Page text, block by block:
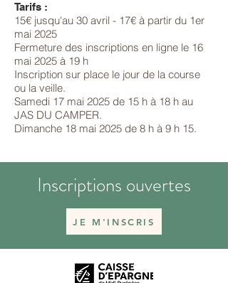
Tarifs :
15€ jusqu'au 30 avril - 17€ à partir du 1er
mai 2025
Fermeture des inscriptions en ligne le 16
mai 2025 à 19 h
Inscription sur place le jour de la course
ou la veille.
Samedi 17 mai 2025 de 15 h à 18 h au
JAS DU CAMPER.
Dimanche 18 mai 2025 de 8 h à 9 h 15.
Inscriptions ouvertes
JE M'INSCRIS